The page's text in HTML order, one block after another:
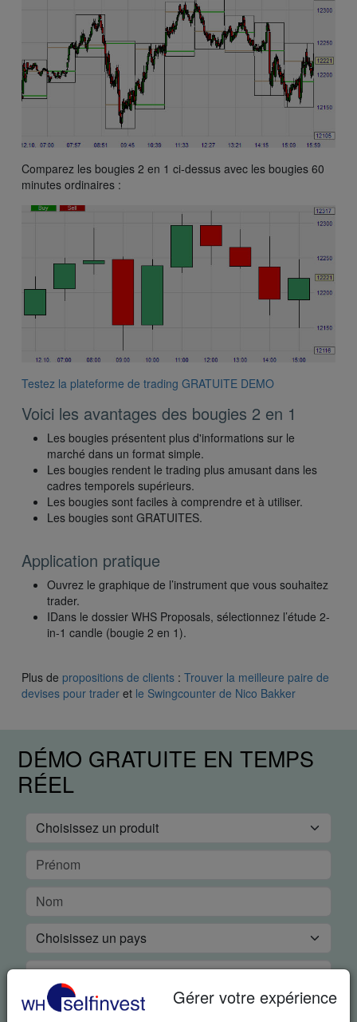
Comparez les bougies 2 en 1 ci-dessus avec les bougies 60
minutes ordinaires :
Testez la plateforme de trading GRATUITE DEMO
Voici les avantages des bougies 2 en 1
Les bougies présentent plus d'informations sur le
marché dans un format simple.
Les bougies rendent le trading plus amusant dans les
cadres temporels supérieurs.
Les bougies sont faciles à comprendre et à utiliser.
Les bougies sont GRATUITES.
Application pratique
Ouvrez le graphique de l’instrument que vous souhaitez
trader.
IDans le dossier WHS Proposals, sélectionnez l’étude 2-
in-1 candle (bougie 2 en 1).
Plus de propositions de clients : Trouver la meilleure paire de
devises pour trader et le Swingcounter de Nico Bakker
Gérer votre expérience
DÉMO GRATUITE EN TEMPS
RÉEL